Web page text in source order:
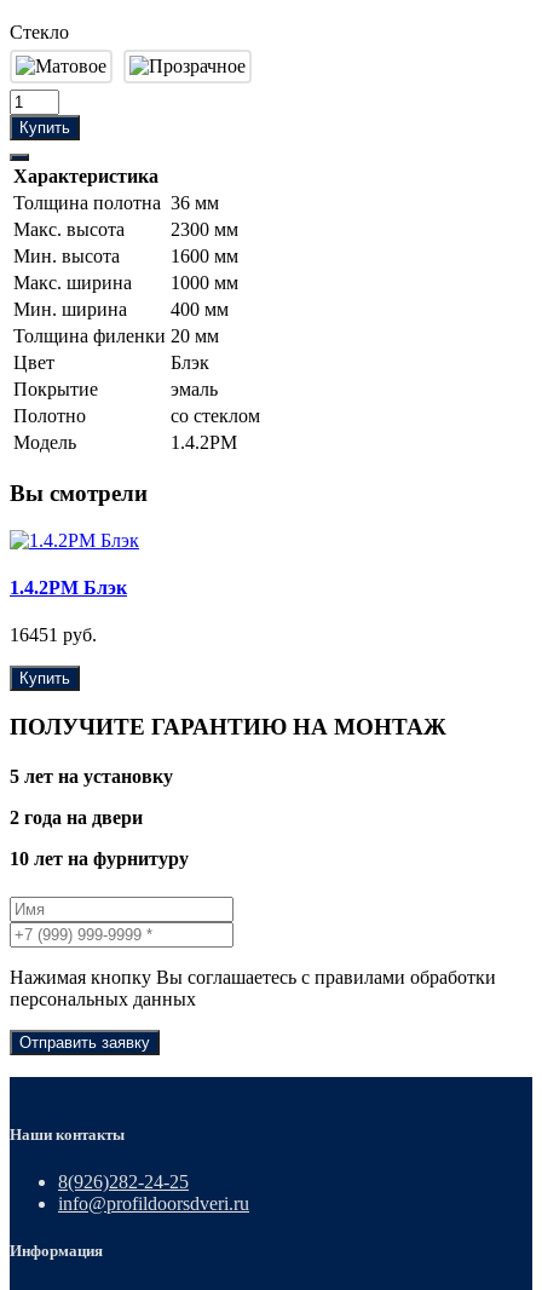
Стекло
Купить
Характеристика
Толщина полотна 36 мм
Макс. высота
2300 мм
Мин. высота
1600 мм
Макс. ширина
1000 мм
Мин. ширина
400 мм
Толщина филенки 20 мм
Цвет
Блэк
Покрытие
эмаль
Полотно
со стеклом
Модель
1.4.2PM
Вы смотрели
1.4.2PM Блэк
16451 руб.
Купить
ПОЛУЧИТЕ ГАРАНТИЮ НА МОНТАЖ
5 лет на установку
2 года на двери
10 лет на фурнитуру
Нажимая кнопку Вы соглашаетесь с правилами обработки
персональных данных
Отправить заявку
Наши контакты
8(926)282-24-25
info@profildoorsdveri.ru
Информация